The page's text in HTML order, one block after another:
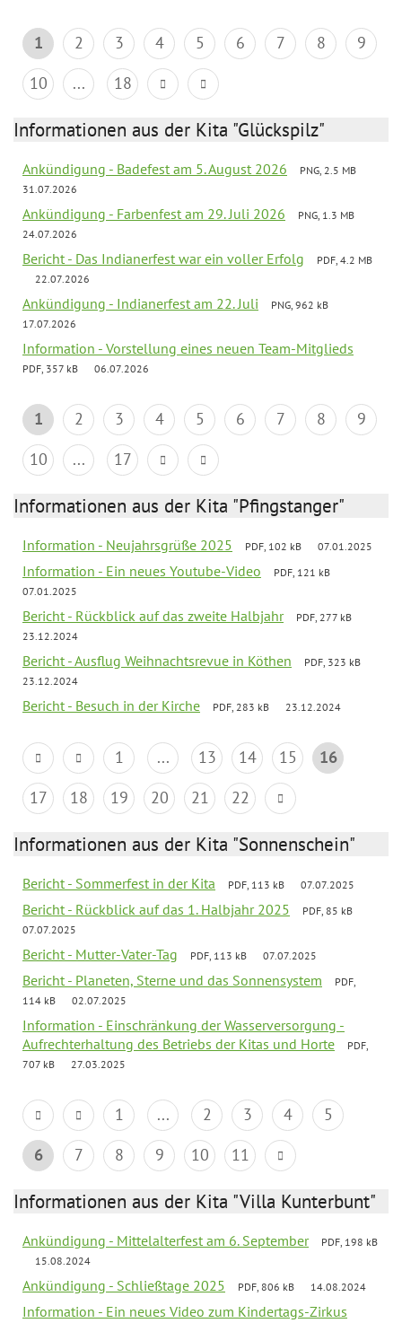
1 2 3 4 5 6 7 8
9
10
... 18
Informationen aus der Kita "Glückspilz"
Ankündigung - Badefest am 5. August 2026
PNG, 2.5 MB
31.07.2026
Ankündigung - Farbenfest am 29. Juli 2026
PNG, 1.3 MB
24.07.2026
Bericht - Das Indianerfest war ein voller Erfolg
PDF, 4.2 MB
22.07.2026
Ankündigung - Indianerfest am 22. Juli
PNG, 962 kB
17.07.2026
Information - Vorstellung eines neuen Team-Mitglieds
PDF, 357 kB 06.07.2026
1 2 3 4 5 6 7 8
9
10
... 17
Informationen aus der Kita "Pfingstanger"
Information - Neujahrsgrüße 2025 PDF, 102 kB 07.01.2025
Information - Ein neues Youtube-Video
PDF, 121 kB
07.01.2025
Bericht - Rückblick auf das zweite Halbjahr
PDF, 277 kB
23.12.2024
Bericht - Ausflug Weihnachtsrevue in Köthen
PDF, 323 kB
23.12.2024
Bericht - Besuch in der Kirche PDF, 283 kB 23.12.2024
1 ... 13 14 15
16
17
18 19 20 21 22
Informationen aus der Kita "Sonnenschein"
Bericht - Sommerfest in der Kita PDF, 113 kB 07.07.2025
Bericht - Rückblick auf das 1. Halbjahr 2025
PDF, 85 kB
07.07.2025
Bericht - Mutter-Vater-Tag PDF, 113 kB 07.07.2025
Bericht - Planeten, Sterne und das Sonnensystem
PDF,
114 kB
02.07.2025
Information - Einschränkung der Wasserversorgung -
Aufrechterhaltung des Betriebs der Kitas und Horte
PDF,
707 kB
27.03.2025
1 ... 2 3 4
5
6
7 8 9 10 11
Informationen aus der Kita "Villa Kunterbunt"
Ankündigung - Mittelalterfest am 6. September
PDF, 198 kB
15.08.2024
Ankündigung - Schließtage 2025 PDF, 806 kB 14.08.2024
Information - Ein neues Video zum Kindertags-Zirkus